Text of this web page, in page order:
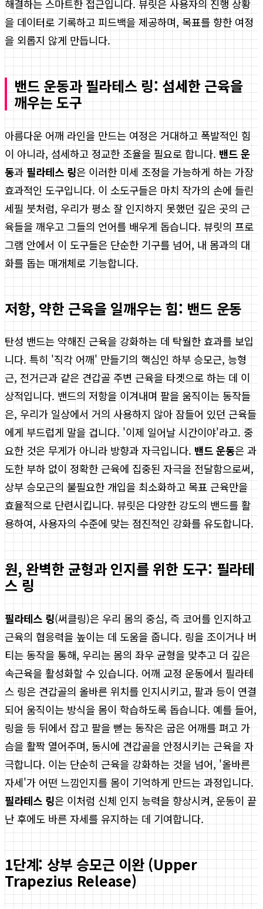
해결하는 스마트한 접근입니다. 뷰릿은 사용자의 진행 상황
을 데이터로 기록하고 피드백을 제공하며, 목표를 향한 여정
을 외롭지 않게 만듭니다.
밴드 운동과 필라테스 링: 섬세한 근육을
깨우는 도구
아름다운 어깨 라인을 만드는 여정은 거대하고 폭발적인 힘
이 아니라, 섬세하고 정교한 조율을 필요로 합니다. 밴드 운
동과 필라테스 링은 이러한 미세 조정을 가능하게 하는 가장
효과적인 도구입니다. 이 소도구들은 마치 작가의 손에 들린
세필 붓처럼, 우리가 평소 잘 인지하지 못했던 깊은 곳의 근
육들을 깨우고 그들의 언어를 배우게 돕습니다. 뷰릿의 프로
그램 안에서 이 도구들은 단순한 기구를 넘어, 내 몸과의 대
화를 돕는 매개체로 기능합니다.
저항, 약한 근육을 일깨우는 힘: 밴드 운동
탄성 밴드는 약해진 근육을 강화하는 데 탁월한 효과를 보입
니다. 특히 '직각 어깨' 만들기의 핵심인 하부 승모근, 능형
근, 전거근과 같은 견갑골 주변 근육을 타겟으로 하는 데 이
상적입니다. 밴드의 저항을 이겨내며 팔을 움직이는 동작들
은, 우리가 일상에서 거의 사용하지 않아 잠들어 있던 근육들
에게 부드럽게 말을 겁니다. '이제 일어날 시간이야'라고. 중
요한 것은 무게가 아니라 방향과 자극입니다. 밴드 운동은 과
도한 부하 없이 정확한 근육에 집중된 자극을 전달함으로써,
상부 승모근의 불필요한 개입을 최소화하고 목표 근육만을
효율적으로 단련시킵니다. 뷰릿은 다양한 강도의 밴드를 활
용하여, 사용자의 수준에 맞는 점진적인 강화를 유도합니다.
원, 완벽한 균형과 인지를 위한 도구: 필라테
스 링
필라테스 링(써클링)은 우리 몸의 중심, 즉 코어를 인지하고
근육의 협응력을 높이는 데 도움을 줍니다. 링을 조이거나 버
티는 동작을 통해, 우리는 몸의 좌우 균형을 맞추고 더 깊은
속근육을 활성화할 수 있습니다. 어깨 교정 운동에서 필라테
스 링은 견갑골의 올바른 위치를 인지시키고, 팔과 등이 연결
되어 움직이는 방식을 몸이 학습하도록 돕습니다. 예를 들어,
링을 등 뒤에서 잡고 팔을 뻗는 동작은 굽은 어깨를 펴고 가
슴을 활짝 열어주며, 동시에 견갑골을 안정시키는 근육을 자
극합니다. 이는 단순히 근육을 강화하는 것을 넘어, '올바른
자세'가 어떤 느낌인지를 몸이 기억하게 만드는 과정입니다.
필라테스 링은 이처럼 신체 인지 능력을 향상시켜, 운동이 끝
난 후에도 바른 자세를 유지하는 데 기여합니다.
1단계: 상부 승모근 이완 (Upper
Trapezius Release)